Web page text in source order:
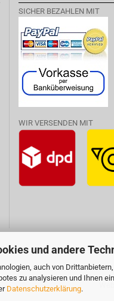
und andere
auch von
zu analysieren und Ihnen
Datenschutzerklärung.
SICHER BEZAHLEN MIT
WIR VERSENDEN MIT